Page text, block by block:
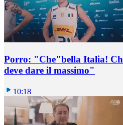
Porro: "Che"bella Italia!
deve dare il massimo"
10:18